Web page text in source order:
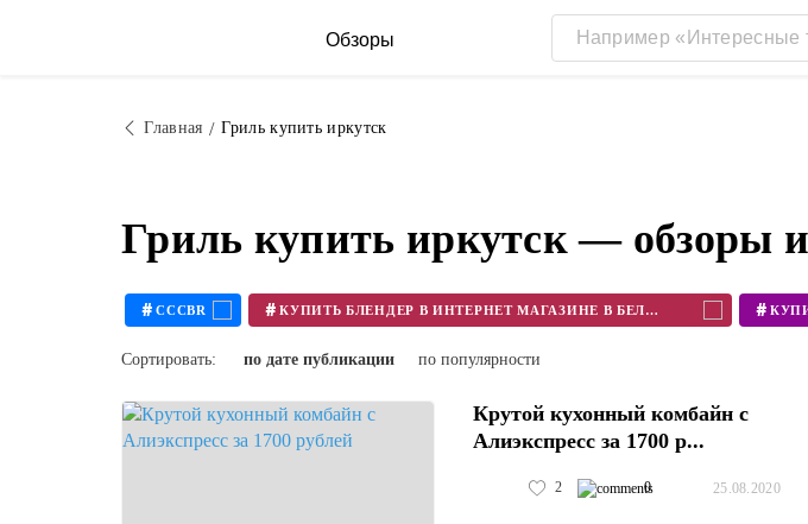
Обзоры
Главная Гриль купить иркутск
Гриль купить иркутск — обзоры
# CCCBR # КУПИТЬ БЛЕНДЕР В ИНТЕРНЕТ МАГАЗИНЕ В БЕЛАРУСИ #
Сортировать: по дате публикации по популярности
Крутой кухонный комбайн с
Алиэкспресс за 1700 р...
2 0 25.08.2020